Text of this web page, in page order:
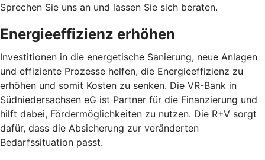
Sprechen Sie uns an und lassen Sie sich beraten.
Energieeffizienz erhöhen
Investitionen in die energetische Sanierung, neue Anlagen
und effiziente Prozesse helfen, die Energieeffizienz zu
erhöhen und somit Kosten zu senken. Die VR-Bank in
Südniedersachsen eG ist Partner für die Finanzierung und
hilft dabei, Fördermöglichkeiten zu nutzen. Die R+V sorgt
dafür, dass die Absicherung zur veränderten
Bedarfssituation passt.